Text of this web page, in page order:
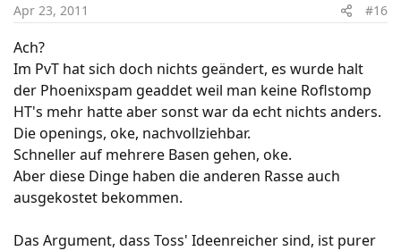
Apr 23, 2011 #16
Ach?
Im PvT hat sich doch nichts geändert, es wurde halt
der Phoenixspam geaddet weil man keine Roflstomp
HT's mehr hatte aber sonst war da echt nichts anders.
Die openings, oke, nachvollziehbar.
Schneller auf mehrere Basen gehen, oke.
Aber diese Dinge haben die anderen Rasse auch
ausgekostet bekommen.
Das Argument, dass Toss' Ideenreicher sind, ist purer